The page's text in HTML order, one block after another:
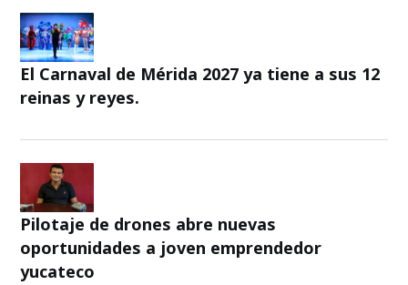
El Carnaval de Mérida 2027 ya tiene a sus 12
reinas y reyes.
Pilotaje de drones abre nuevas
oportunidades a joven emprendedor
yucateco